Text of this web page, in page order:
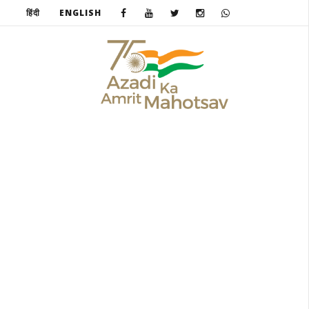
हिंदी ENGLISH